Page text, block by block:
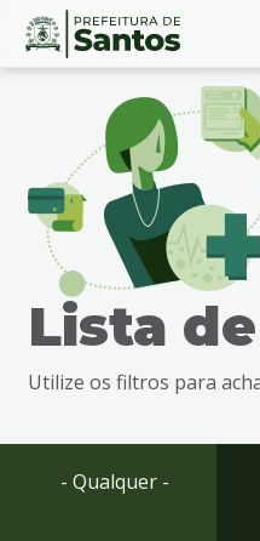
Ir
busca
Ir
Conteúdo
Lista
Utilize os filtros para
- Qualquer -